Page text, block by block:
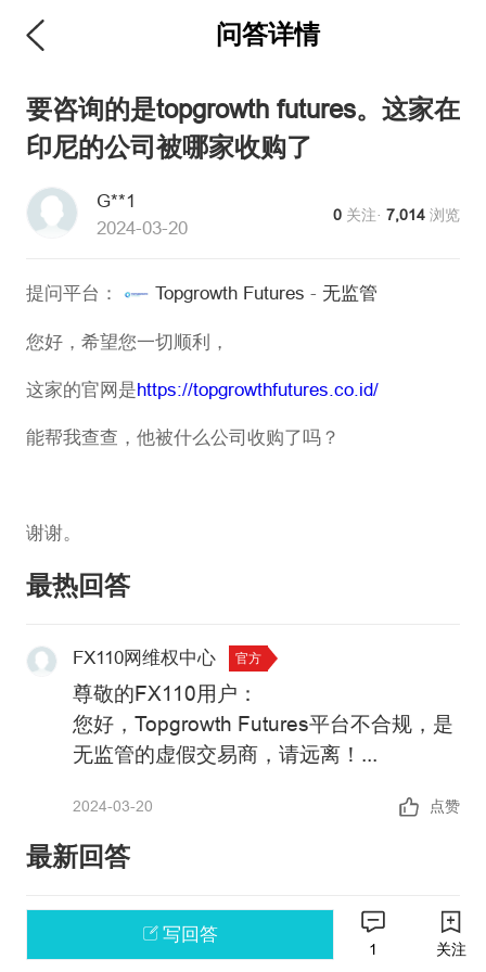
问答详情
要咨询的是topgrowth futures。这家在
印尼的公司被哪家收购了
G**1
2024-03-20
0 关注·7,014 浏览
提问平台： Topgrowth Futures - 无监管
您好，希望您一切顺利，
这家的官网是https://topgrowthfutures.co.id/
能帮我查查，他被什么公司收购了吗？
谢谢。
最热回答
FX110网维权中心 官方
尊敬的FX110用户：
您好， Topgrowth Futures平台不合规，是
无监管的虚假交易商，请远离！
https://xujia.fx110.com/falsebroker/details/
该平台目前仍在运营中，查无被收购的信
息，请勿入金交易。
政策警告：中国未批准任何机构在境内开
展外汇保证金业务，凡未经批准的机构擅
自开展外汇按金交易的均属于违法行为。
2024-03-20 点赞
最新回答
写回答
1 关注